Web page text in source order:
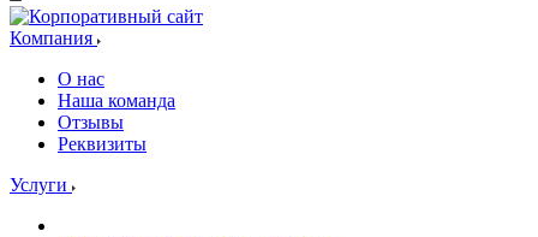
Компания
О нас
Наша команда
Отзывы
Реквизиты
Услуги